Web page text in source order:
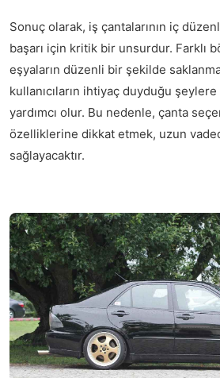
Sonuç olarak, iş çantalarının iç
başarı için kritik bir unsurdur. Farklı
eşyaların düzenli bir şekilde
kullanıcıların ihtiyaç duyduğu şeylere
yardımcı olur. Bu nedenle, çanta
özelliklerine dikkat etmek, uzun
sağlayacaktır.